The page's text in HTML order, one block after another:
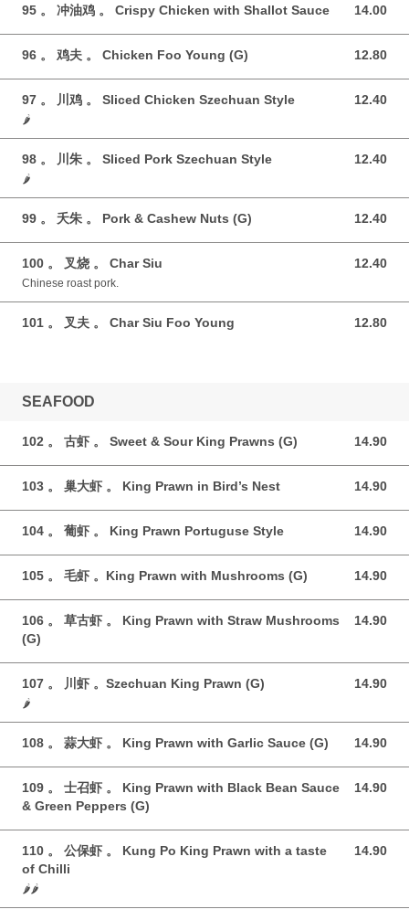
95 。 冲油鸡 。 Crispy Chicken with Shallot Sauce 14.00
14.00 GBP
96 。 鸡夫 。 Chicken Foo Young (G) 12.80
12.80 GBP
97 。 川鸡 。 Sliced Chicken Szechuan Style 12.40
12.40 GBP
🌶️
98 。 川朱 。 Sliced Pork Szechuan Style 12.40
12.40 GBP
🌶️
99 。 夭朱 。 Pork & Cashew Nuts (G) 12.40
12.40 GBP
100 。 叉烧 。 Char Siu 12.40
12.40 GBP
Chinese roast pork.
101 。 叉夫 。 Char Siu Foo Young 12.80
12.80 GBP
SEAFOOD
102 。 古虾 。 Sweet & Sour King Prawns (G) 14.90
14.90 GBP
103 。 巢大虾 。 King Prawn in Bird’s Nest 14.90
14.90 GBP
104 。 葡虾 。 King Prawn Portuguse Style 14.90
14.90 GBP
105 。 毛虾 。King Prawn with Mushrooms (G) 14.90
14.90 GBP
106 。 草古虾 。 King Prawn with Straw Mushrooms
(G)
14.90
14.90 GBP
107 。 川虾 。Szechuan King Prawn (G) 14.90
14.90 GBP
🌶️
108 。 蒜大虾 。 King Prawn with Garlic Sauce (G) 14.90
14.90 GBP
109 。 士召虾 。 King Prawn with Black Bean Sauce
& Green Peppers (G)
14.90
14.90 GBP
110 。 公保虾 。 Kung Po King Prawn with a taste
of Chilli
14.90
14.90 GBP
🌶️🌶️